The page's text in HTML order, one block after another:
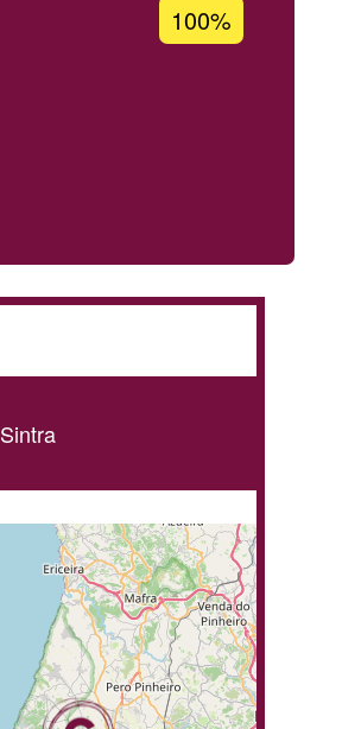
Percentagem
de
100%
Sintra